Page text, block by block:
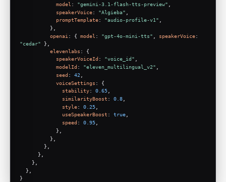
model : "gemini-3.1-flash-tts-preview"
speakerVoice: "Algieba"
promptTemplate: "audio-profile-v1"
          },
openai : { model : "gpt-4o-mini-tts" speakerVoice
"cedar" },
elevenlabs : {
speakerVoiceId : "voice_id" ,
modelId : "eleven_multilingual_v2"
seed : 42
voiceSettings : {
stability: 0.65
similarityBoost : 0.8
style: 0.25
useSpeakerBoost : true,
speed : 0.95
            },
          },
        },
      },
    },
  },
}